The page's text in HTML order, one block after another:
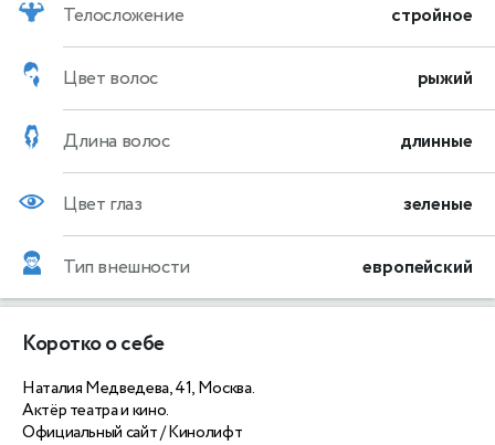
Телосложение стройное
Цвет волос рыжий
Длина волос длинные
Цвет глаз зеленые
Тип внешности европейский
Коротко о себе
Наталия Медведева, 41, Москва.
Актёр театра и кино.
Официальный сайт / Кинолифт